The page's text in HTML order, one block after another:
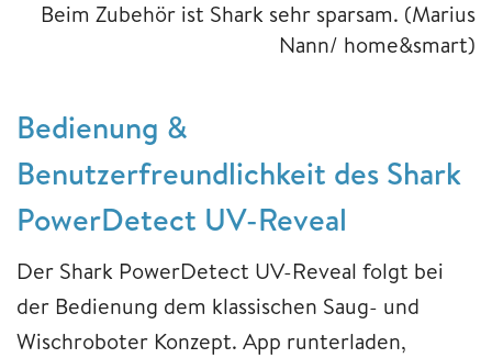
Beim Zubehör ist Shark sehr sparsam. (Marius
Nann/ home&smart)
Bedienung &
Benutzerfreundlichkeit des Shark
PowerDetect UV-Reveal
Der Shark PowerDetect UV-Reveal folgt bei
der Bedienung dem klassischen Saug- und
Wischroboter Konzept. App runterladen,